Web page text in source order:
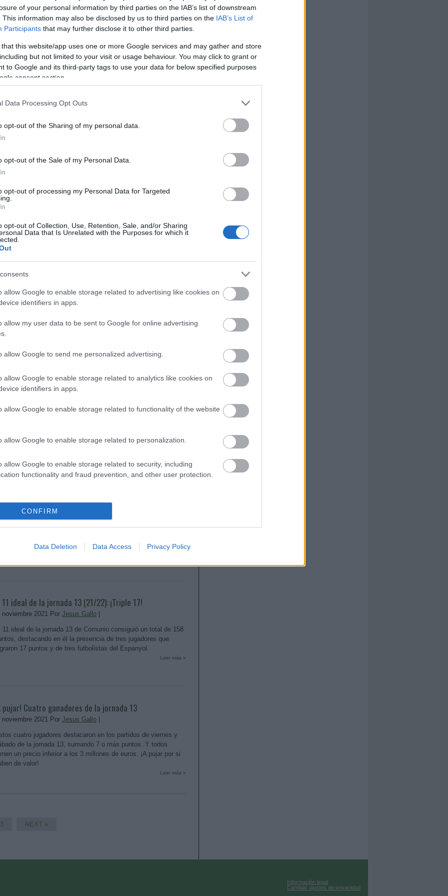
of your personal information by third parties on the IAB’s list of downstream
This information may also be disclosed by us to third parties on the IAB’s List of
Participants that may further disclose it to other third parties.
that this website/app uses one or more Google services and may gather and store
but not limited to your visit or usage behaviour. You may click to grant or
to Google and its third-party tags to use your data for below specified purposes
consent section.
Data Processing Opt Outs
opt-out of the Sharing of my personal data.
opt-out of the Sale of my Personal Data.
opt-out of processing my Personal Data for Targeted
opt-out of Collection, Use, Retention, Sale, and/or Sharing
Data that Is Unrelated with the Purposes for which it
allow Google to enable storage related to advertising like cookies on
identifiers in apps.
allow my user data to be sent to Google for online advertising
allow Google to send me personalized advertising.
allow Google to enable storage related to analytics like cookies on
identifiers in apps.
allow Google to enable storage related to functionality of the website
allow Google to enable storage related to personalization.
allow Google to enable storage related to security, including
functionality and fraud prevention, and other user protection.
CONFIRM
Data Deletion Data Access Privacy Policy
Actualidad Comunio: la última hora de la jornada 35
mayo 2022 PorJesus Gallo|
jornada 35 de LaLiga arranca hoy a las 21:00 horas con el
Levante-Real Sociedad. Repasamos las noticias de última
Comunio: la última hora de la jornada 34
acumulan los minutos y los lesionados para la jornada 34.
LaLiga.
Espanyol en Comunio: ¿A quién comprar, a quién
enero 2022 Por
Espanyol ha vuelto a Primera División esta temporada tras
un año en LaLiga SmartBank y está cómodamente situado
mitad de la tabla clasificatoria con 27 puntos. ¿Qué futbolistas
Analizamos su plantilla por orden de importancia de
sancionados de la jornada 21: ¿Quién sustituirá a
enero 2022 PorJesus Gallo|
diciembre 2021 Por
Promedian 5 o más puntos en las últimas cinco jornadas
cuestan menos de 4 millones.
11 ideal de la jornada 13 (21/22): ¡Triple 17!
noviembre 2021 Por Jesus Gallo
11 ideal de la jornada 13 de Comunio consiguió un total de 158
destacando en él la presencia de tres jugadores que
17 puntos y de tres futbolistas del Espanyol.
Leer más »
pujar! Cuatro ganadores de la jornada 13
noviembre 2021 Por Jesus Gallo
cuatro jugadores destacaron en los partidos de viernes y
de la jornada 13, sumando 7 o más puntos. Y todos
un precio inferior a los 3 millones de euros. ¡A pujar por si
de valor!
Leer más »
3 NEXT »
Información legal
Cambiar ajustes de privacidad